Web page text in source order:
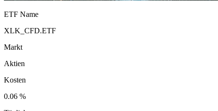
ETF Name
XLK_CFD.ETF
Markt
Aktien
Kosten
0.06 %